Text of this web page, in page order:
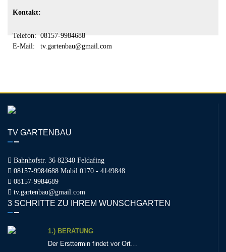
Kontakt:
Telefon: 08157-9984688
E-Mail:
tv.gartenbau@gmail.com
TV GARTENBAU
Bahnhofstr. 36 82340 Feldafing
08157-9984688 Mobil 0170 - 4149848
08157-9984689
tv.gartenbau@gmail.com
3 SCHRITTE ZU IHREM WUNSCHGARTEN
1.) BERATUNG
Der Ersttermin findet vor Ort…